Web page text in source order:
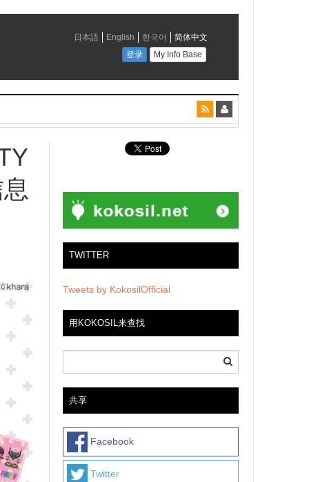
TWITTER
Tweets by KokosilOfficial
用KOKOSIL来查找
共享
Facebook
Twitter